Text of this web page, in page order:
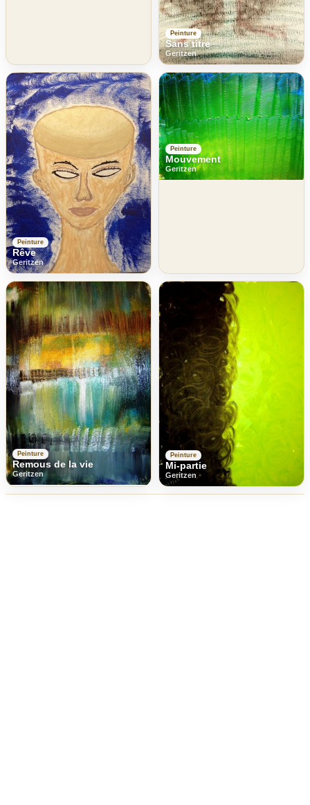
Peinture
Sans titre
Geritzen
Peinture
Rêve
Geritzen
Peinture
Mouvement
Geritzen
Peinture
Remous de la vie
Geritzen
Peinture
Mi-partie
Geritzen